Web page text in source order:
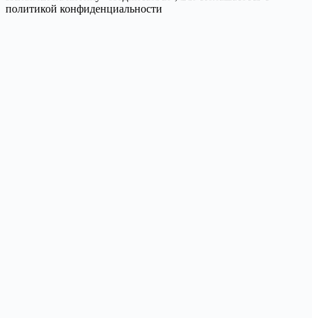
политикой конфиденциальности